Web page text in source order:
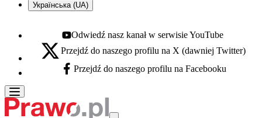
Українська (UA)
Youtube - otwiera się w nowej karcie
Odwiedź nasz kanał w serwisie YouTube
X - otwiera się w nowej karcie
Przejdź do naszego profilu na X (dawniej Twitter)
Facebook - otwiera się w nowej karcie
Przejdź do naszego profilu na Facebooku